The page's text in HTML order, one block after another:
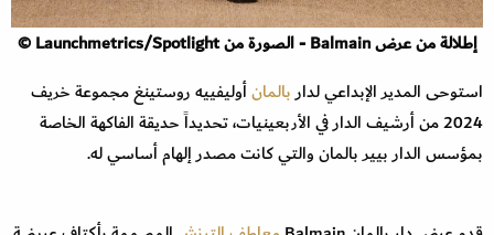
إطلالة من عرض Balmain - الصورة من Launchmetrics/Spotlight ©
استوحى المدير الإبداعي لداربالمانأوليفييه روستينغ مجموعة خريف
2024 من أرشيف الدار في الأربعينيات، تحديداً حديقة الفاكهة الخاصة
بمؤسس الدار بيير بالمان والتي كانت مصدر إلهام أساسي له.